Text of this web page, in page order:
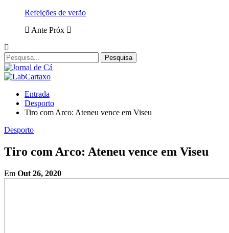
Refeições de verão
Ante Próx
Entrada
Desporto
Tiro com Arco: Ateneu vence em Viseu
Desporto
Tiro com Arco: Ateneu vence em Viseu
Em Out 26, 2020